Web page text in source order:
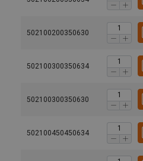
502100200350630
502100300350634
502100300350630
502100450450634